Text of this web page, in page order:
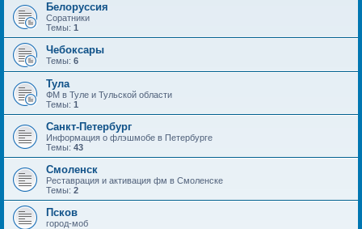
Белоруссия
Соратники
Темы: 1
Чебоксары
Темы: 6
Тула
ФМ в Туле и Тульской области
Темы: 1
Санкт-Петербург
Информация о флэшмобе в Петербурге
Темы: 43
Смоленск
Реставрация и активация фм в Смоленске
Темы: 2
Псков
город-моб